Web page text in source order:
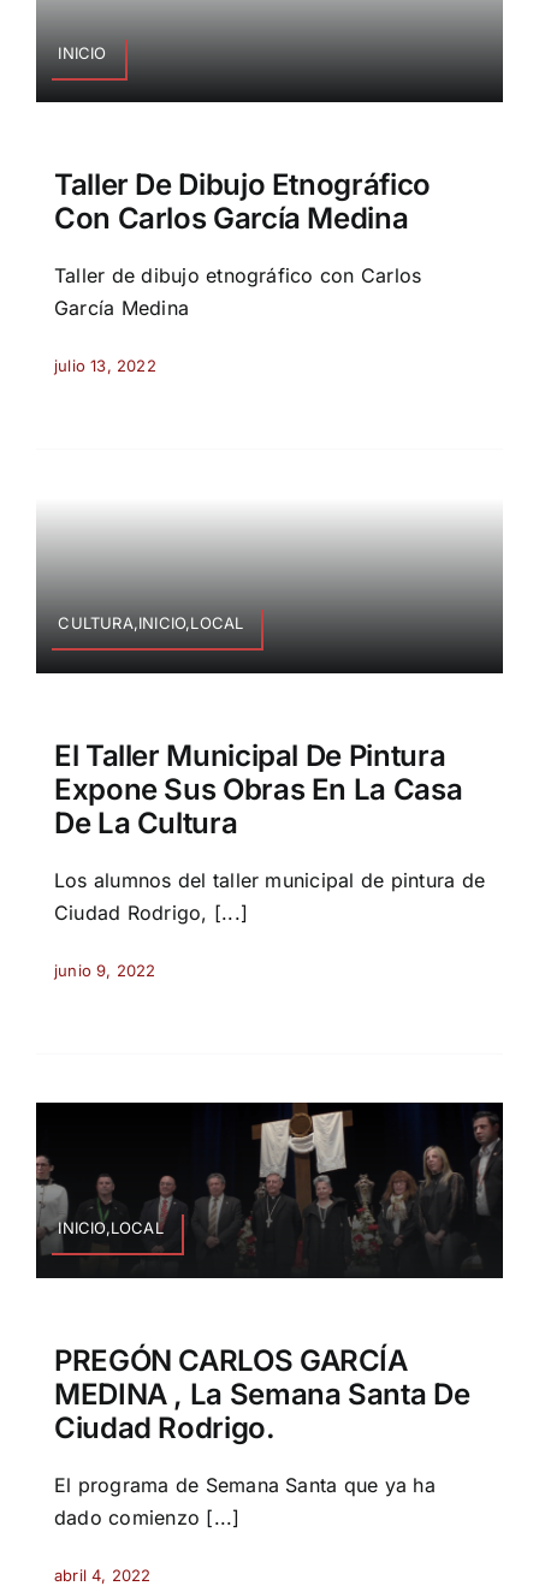
INICIO
Taller De Dibujo Etnográfico
Con Carlos García Medina
Taller de dibujo etnográfico con Carlos
García Medina
julio 13, 2022
CULTURA,INICIO,LOCAL
El Taller Municipal De Pintura
Expone Sus Obras En La Casa
De La Cultura
Los alumnos del taller municipal de pintura de
Ciudad Rodrigo, [...]
junio 9, 2022
INICIO,LOCAL
PREGÓN CARLOS GARCÍA
MEDINA , La Semana Santa De
Ciudad Rodrigo.
El programa de Semana Santa que ya ha
dado comienzo [...]
abril 4, 2022